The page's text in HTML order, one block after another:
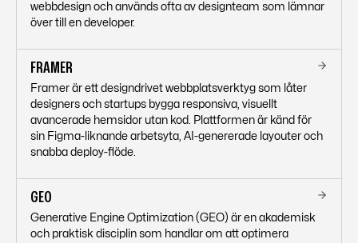
webbdesign och används ofta av designteam som lämnar
över till en developer.
FRAMER
Framer är ett designdrivet webbplatsverktyg som låter
designers och startups bygga responsiva, visuellt
avancerade hemsidor utan kod. Plattformen är känd för
sin Figma-liknande arbetsyta, AI-genererade layouter och
snabba deploy-flöde.
GEO
Generative Engine Optimization (GEO) är en akademisk
och praktisk disciplin som handlar om att optimera